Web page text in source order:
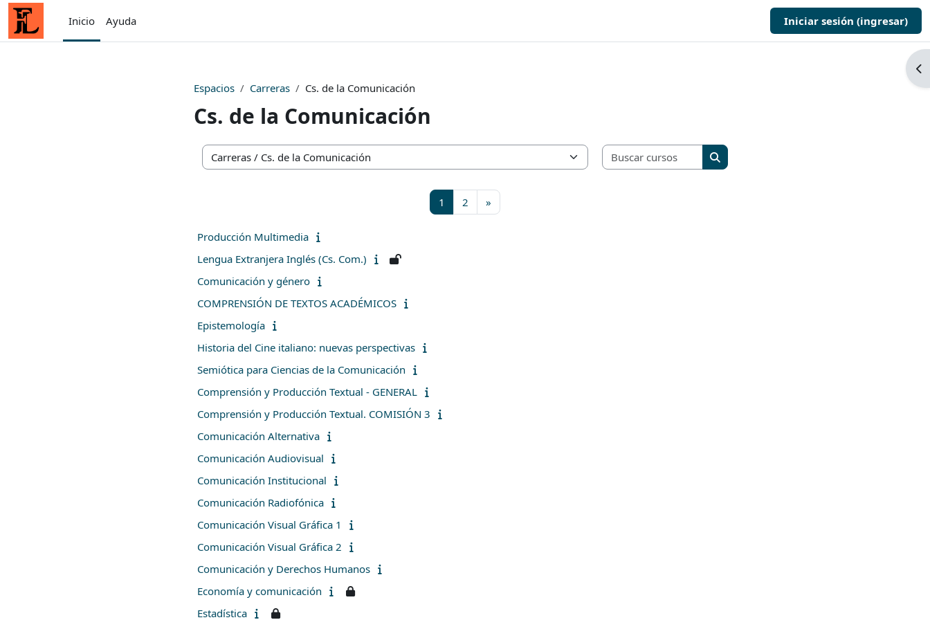
Saltar al contenido principal
Inicio
Ayuda Iniciar sesión (ingresar)
Espacios
Carreras Cs. de la Comunicación
Cs. de la Comunicación
Categorías de espacios
Buscar cursos
Buscar cursos
1 Página 1
2 Página 2
»
Producción Multimedia
Lengua Extranjera Inglés (Cs. Com.)
Comunicación y género
COMPRENSIÓN DE TEXTOS ACADÉMICOS
Epistemología
Historia del Cine italiano: nuevas perspectivas
Semiótica para Ciencias de la Comunicación
Comprensión y Producción Textual - GENERAL
Comprensión y Producción Textual. COMISIÓN 3
Comunicación Alternativa
Comunicación Audiovisual
Comunicación Institucional
Comunicación Radiofónica
Comunicación Visual Gráfica 1
Comunicación Visual Gráfica 2
Comunicación y Derechos Humanos
Economía y comunicación
Estadística